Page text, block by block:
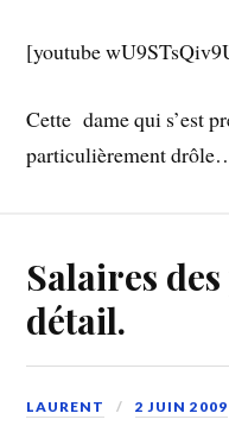
[youtube
Cette dame qui s’est
particulièrement
Salaires
détail.
LAURENT 2 JUIN 2009